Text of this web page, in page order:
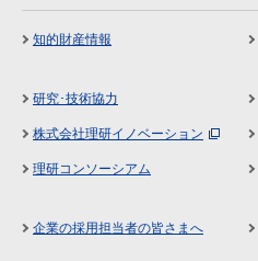
知的財産情報
研究･技術協力
株式会社理研イノベーション
理研コンソーシアム
企業の採用担当者の皆さまへ